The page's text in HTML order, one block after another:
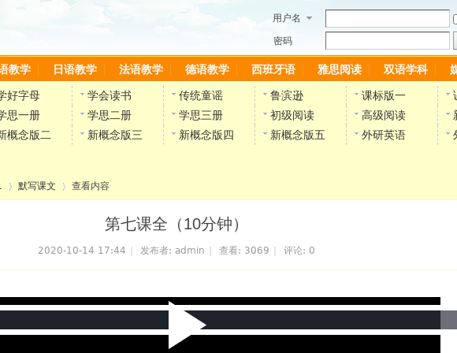
用户名
密码
教学 日语教学 法语教学 德语教学 西班牙语 雅思阅读 双语学科
好字母 学会读书 传统童谣 鲁滨逊 课标版一
思一册
学思二册 学思三册 初级阅读 高级阅读
概念版二
新概念版三 新概念版四 新概念版五 外研英语
默写课文
›
查看内容
第七课全（10分钟）
2020-10-14 17:44 发布者: admin 查看: 3069 评论: 0